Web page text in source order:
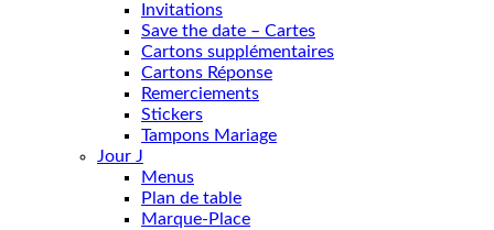
Invitations
Save the date – Cartes
Cartons supplémentaires
Cartons Réponse
Remerciements
Stickers
Tampons Mariage
Jour J
Menus
Plan de table
Marque-Place